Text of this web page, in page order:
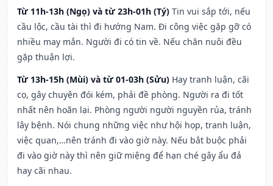
Từ 11h-13h (Ngọ) và từ 23h-01h (Tý) Tin vui sắp tới, nếu
cầu lộc, cầu tài thì đi hướng Nam. Đi công việc gặp gỡ có
nhiều may mắn. Người đi có tin về. Nếu chăn nuôi đều
gặp thuận lợi.
Từ 13h-15h (Mùi) và từ 01-03h (Sửu) Hay tranh luận, cãi
cọ, gây chuyện đói kém, phải đề phòng. Người ra đi tốt
nhất nên hoãn lại. Phòng người người nguyền rủa, tránh
lây bệnh. Nói chung những việc như hội họp, tranh luận,
việc quan,…nên tránh đi vào giờ này. Nếu bắt buộc phải
đi vào giờ này thì nên giữ miệng để hạn ché gây ẩu đả
hay cãi nhau.